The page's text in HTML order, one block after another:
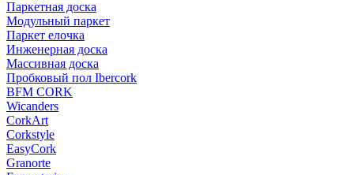
Паркетная доска
Модульный паркет
Паркет елочка
Инженерная доска
Массивная доска
Пробковый пол Ibercork
BFM CORK
Wicanders
CorkArt
Corkstyle
EasyCork
Granorte